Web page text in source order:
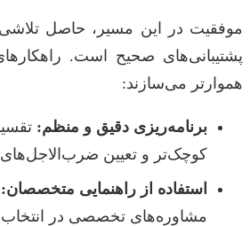
موفقیت در این مسیر، حاصل تلاشی
پشتیبانی‌های صحیح است.
هموارتر می‌سازند:
برنامه‌ریزی دقیق و منظم:
کوچک‌تر و تعیین ضرب‌الاجل‌های
استفاده از راهنمایی متخصصان:
مشاوره‌های تخصصی در